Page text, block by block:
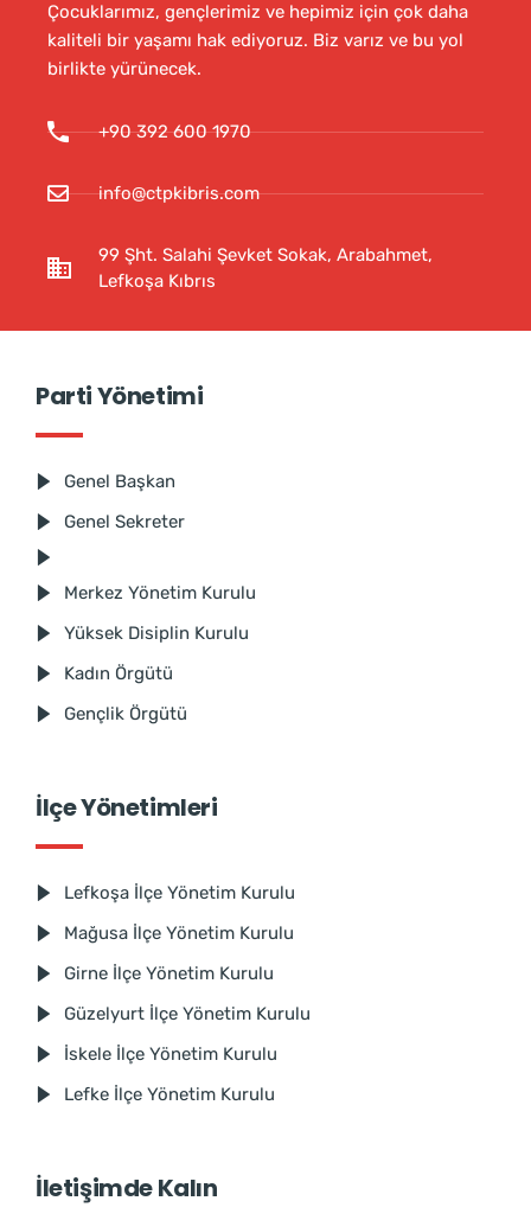
Çocuklarımız, gençlerimiz ve hepimiz için çok daha
kaliteli bir yaşamı hak ediyoruz. Biz varız ve bu yol
birlikte yürünecek.
+90 392 600 1970
info@ctpkibris.com
99 Şht. Salahi Şevket Sokak, Arabahmet,
Lefkoşa Kıbrıs
Parti Yönetimi
Genel Başkan
Genel Sekreter
Merkez Yönetim Kurulu
Yüksek Disiplin Kurulu
Kadın Örgütü
Gençlik Örgütü
İlçe Yönetimleri
Lefkoşa İlçe Yönetim Kurulu
Mağusa İlçe Yönetim Kurulu
Girne İlçe Yönetim Kurulu
Güzelyurt İlçe Yönetim Kurulu
İskele İlçe Yönetim Kurulu
Lefke İlçe Yönetim Kurulu
İletişimde Kalın